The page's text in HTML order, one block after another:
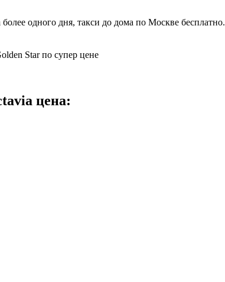
одного дня, такси до дома по Москве бесплатно.
Star по супер цене
цена: